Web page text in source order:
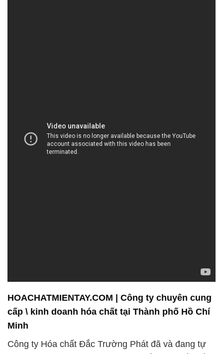
HOACHATMIENTAY.COM | Công ty chuyên cung
cấp \ kinh doanh hóa chất tại Thành phố Hồ Chí
Minh
Công ty Hóa chất Đắc Trường Phát đã và đang tự